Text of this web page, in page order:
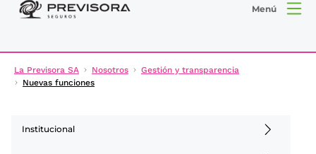
Menú
La Previsora SA Nosotros
Gestión y transparencia
Nuevas funciones
Institucional